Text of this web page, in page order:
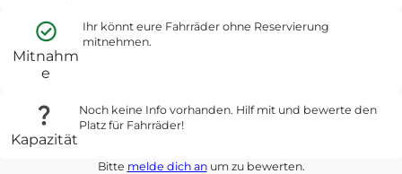
Mitnahm
e
Ihr könnt eure Fahrräder ohne Reservierung
mitnehmen.
Kapazität
Noch keine Info vorhanden. Hilf mit und bewerte den
Platz für Fahrräder!
Bitte melde dich anum zu bewerten.